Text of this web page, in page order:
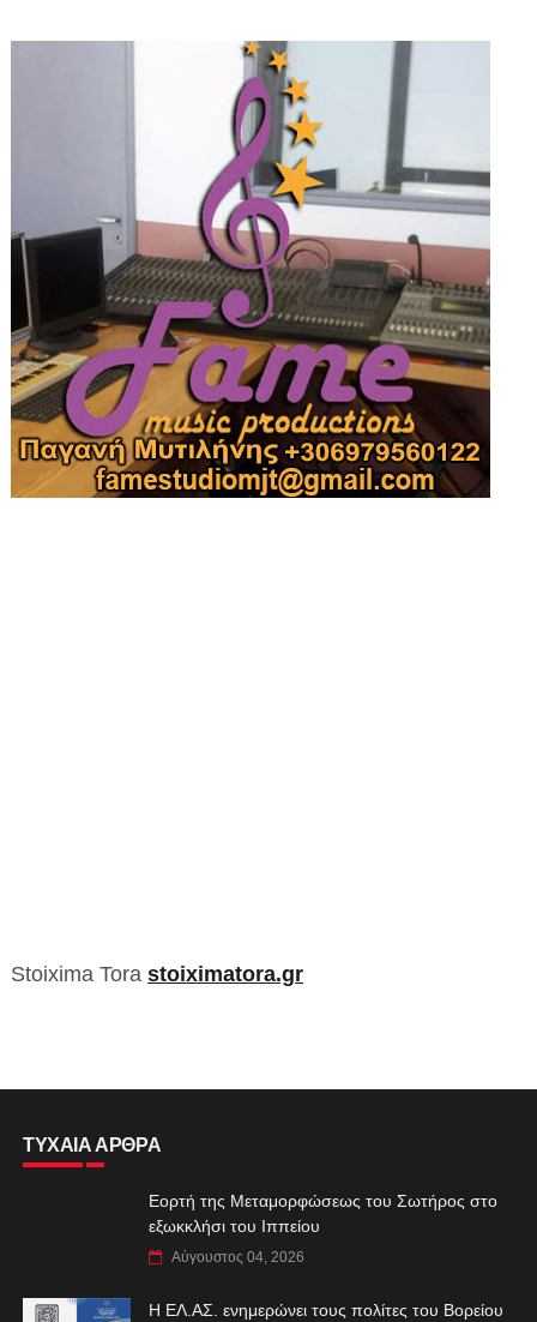
Stoixima Tora stoiximatora.gr
ΤΥΧΑΙΑ ΑΡΘΡΑ
Εορτή της Μεταμορφώσεως του Σωτήρος στο
εξωκκλήσι του Ιππείου
Αύγουστος 04, 2026
Η ΕΛ.ΑΣ. ενημερώνει τους πολίτες του Βορείου